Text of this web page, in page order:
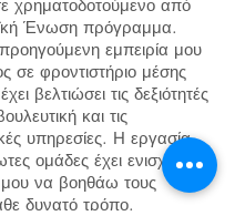
χρηματοδοτούμενο από
Ένωση πρόγραμμα.
εμπειρία μου
σε φροντιστήριο μέσης
βελτιώσει τις δεξιότητές
και τις
υπηρεσίες. Η εργασία
ομάδες έχει ενισχύσει
να βοηθάω τους
δυνατό τρόπο.